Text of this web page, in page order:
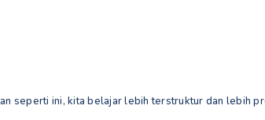
seperti ini, kita belajar lebih terstruktur dan lebih